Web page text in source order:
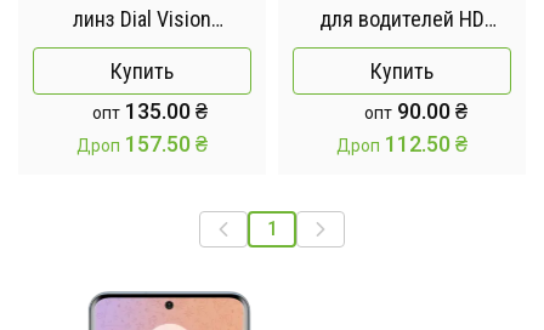
линз Dial Vision
универсальные
Купить
опт 135.00₴
Дроп 157.50₴
для водителей HD
Vision Wrap Arounds
2шт. Очки антифары
Водительские очки
Купить
опт 90.00₴
Дроп 112.50₴
1